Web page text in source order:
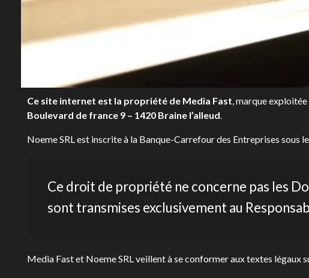
Ce site internet est la propriété de Media Fast , marque
Boulevard de france 9 – 1420 Braine l’alleud
Noeme SRL est inscrite à la Banque-Carrefour des Entreprises sous
Ce droit de propriété ne concerne pas les
sont transmises exclusivement au
Media Fast et Noeme SRL veillent à se conformer aux textes légaux